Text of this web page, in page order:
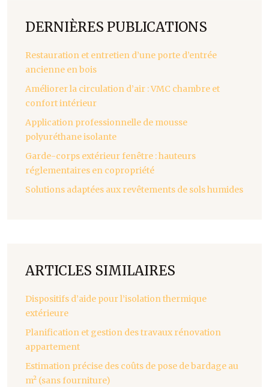
DERNIÈRES PUBLICATIONS
Restauration et entretien d’une porte d’entrée
ancienne en bois
Améliorer la circulation d’air : VMC chambre et
confort intérieur
Application professionnelle de mousse
polyuréthane isolante
Garde-corps extérieur fenêtre : hauteurs
réglementaires en copropriété
Solutions adaptées aux revêtements de sols humides
ARTICLES SIMILAIRES
Dispositifs d’aide pour l’isolation thermique
extérieure
Planification et gestion des travaux rénovation
appartement
Estimation précise des coûts de pose de bardage au
m² (sans fourniture)